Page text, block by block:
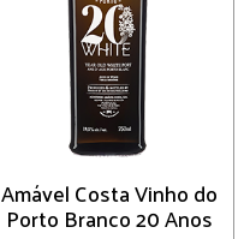
Amável Costa Vinho do
Porto Branco 20 Anos